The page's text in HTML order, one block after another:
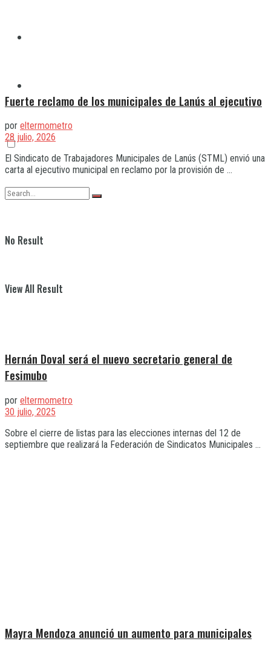
No Result
View All Result
Fuerte reclamo de los municipales de Lanús al ejecutivo
por eltermometro
28 julio, 2026
El Sindicato de Trabajadores Municipales de Lanús (STML) envió una
carta al ejecutivo municipal en reclamo por la provisión de ...
Hernán Doval será el nuevo secretario general de
Fesimubo
por eltermometro
30 julio, 2025
Sobre el cierre de listas para las elecciones internas del 12 de
septiembre que realizará la Federación de Sindicatos Municipales ...
Mayra Mendoza anunció un aumento para municipales